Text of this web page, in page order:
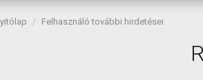
Felhasználó további hirdetései